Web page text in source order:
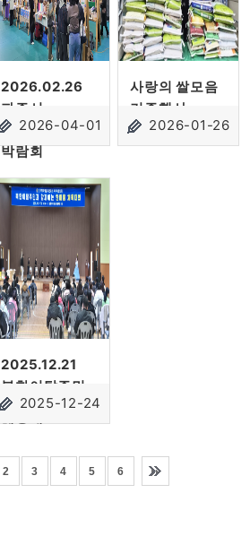
2026.02.26
파주시
지역강사
박람회
2026-04-01
사랑의 쌀모음
기증행사
2026-01-26
2025.12.21
북한이탈주민
한마음
체육대..
2025-12-24
2 3 4 5 6